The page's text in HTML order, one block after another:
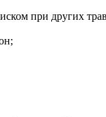
при других